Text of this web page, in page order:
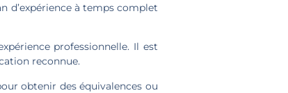
d’expérience à temps complet
professionnelle. Il est
reconnue.
obtenir des équivalences ou